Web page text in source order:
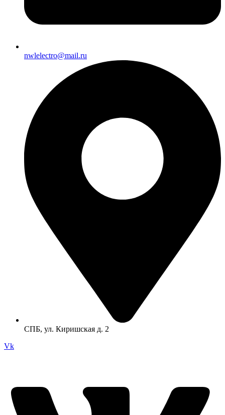
nwlelectro@mail.ru
СПБ, ул. Киришская д. 2
Vk